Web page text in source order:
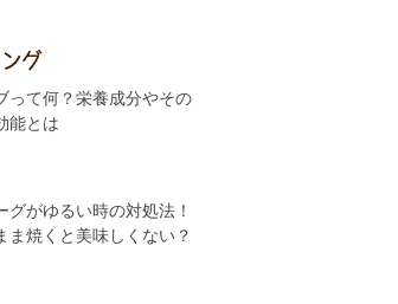
って何？栄養成分やその
能とは
グがゆるい時の対処法！
ま焼くと美味しくない？